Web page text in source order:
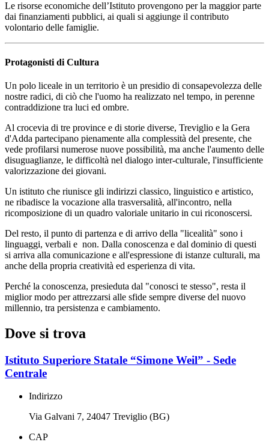
Le risorse economiche dell’Istituto provengono per la maggior parte
dai finanziamenti pubblici, ai quali si aggiunge il contributo
volontario delle famiglie.
Protagonisti di Cultura
Un polo liceale in un territorio è un presidio di consapevolezza delle
nostre radici, di ciò che l'uomo ha realizzato nel tempo, in perenne
contraddizione tra luci ed ombre.
Al crocevia di tre province e di storie diverse, Treviglio e la Gera
d'Adda partecipano pienamente alla complessità del presente, che
vede profilarsi numerose nuove possibilità, ma anche l'aumento delle
disuguaglianze, le difficoltà nel dialogo inter-culturale, l'insufficiente
valorizzazione dei giovani.
Un istituto che riunisce gli indirizzi classico, linguistico e artistico,
ne ribadisce la vocazione alla trasversalità, all'incontro, nella
ricomposizione di un quadro valoriale unitario in cui riconoscersi.
Del resto, il punto di partenza e di arrivo della "licealità" sono i
linguaggi, verbali e non. Dalla conoscenza e dal dominio di questi
si arriva alla comunicazione e all'espressione di istanze culturali, ma
anche della propria creatività ed esperienza di vita.
Perché la conoscenza, presieduta dal "conosci te stesso", resta il
miglior modo per attrezzarsi alle sfide sempre diverse del nuovo
millennio, tra persistenza e cambiamento.
Dove si trova
Istituto Superiore Statale “Simone Weil” - Sede
Centrale
Indirizzo
Via Galvani 7, 24047 Treviglio (BG)
CAP